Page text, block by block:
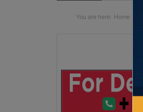
You are here: Home